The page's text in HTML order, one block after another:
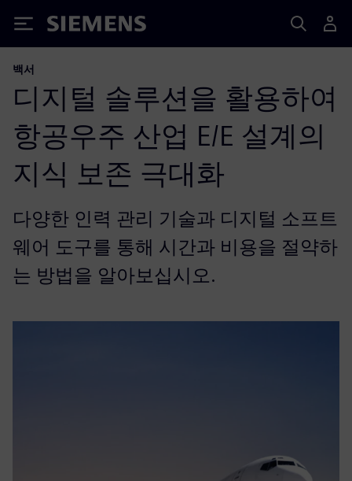
Siemens
백서
디지털 솔루션을 활용하여
항공우주 산업 E/E 설계의
지식 보존 극대화
다양한 인력 관리 기술과 디지털 소프트
웨어 도구를 통해 시간과 비용을 절약하
는 방법을 알아보십시오.